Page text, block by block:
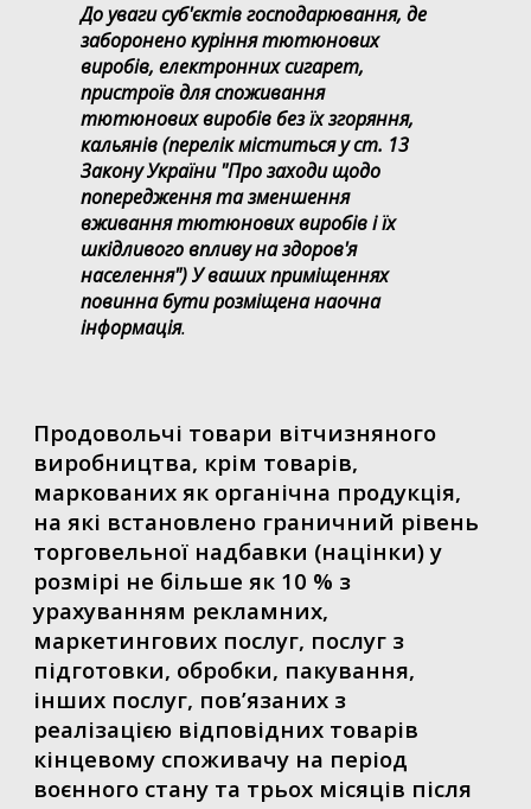
До уваги суб'єктів господарювання, де
заборонено куріння тютюнових
виробів, електронних сигарет,
пристроїв для споживання
тютюнових виробів без їх згоряння,
кальянів (перелік міститься у ст. 13
Закону України "Про заходи щодо
попередження та зменшення
вживання тютюнових виробів і їх
шкідливого впливу на здоров'я
населення") У ваших приміщеннях
повинна бути розміщена наочна
інформація.
Продовольчі товари вітчизняного
виробництва, крім товарів,
маркованих як органічна продукція,
на які встановлено граничний рівень
торговельної надбавки (націнки) у
розмірі не більше як 10 % з
урахуванням рекламних,
маркетингових послуг, послуг з
підготовки, обробки, пакування,
інших послуг, пов’язаних з
реалізацією відповідних товарів
кінцевому споживачу на період
воєнного стану та трьох місяців після